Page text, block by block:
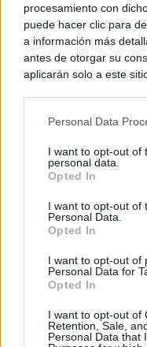
procesamiento con
puede hacer clic para
a información más
antes de otorgar su
aplicarán solo a este
rechazar tal
a este sitio y haciendo
parte inferior de la
Please note that this
services and may
not limited to your visit
use your data for below
consent section.
Personal Data
I want to opt-out of
personal data.
Opted In
I want to opt-out of
Personal Data.
Opted In
I want to opt-out of
Personal Data for
Opted In
I want to opt-out of
Retention, Sale,
Personal Data that
Estos medios de
la víctima y también
conozca o sospeche
género.
TE